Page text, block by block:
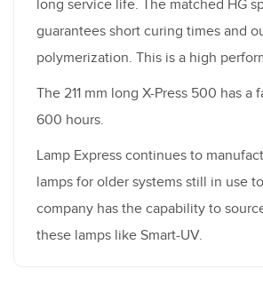
long service life. The matched HG
guarantees short curing times and
polymerization. This is a high
The 211 mm long X-Press 500 has a
600 hours.
Lamp Express continues to
lamps for older systems still in use
company has the capability to
these lamps like Smart-UV.